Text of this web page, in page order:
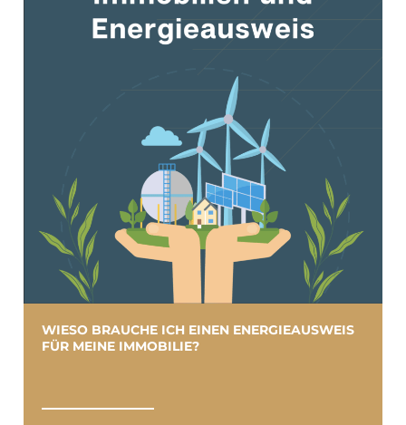
WIESO BRAUCHE ICH EINEN ENERGIEAUSWEIS
FÜR MEINE IMMOBILIE?